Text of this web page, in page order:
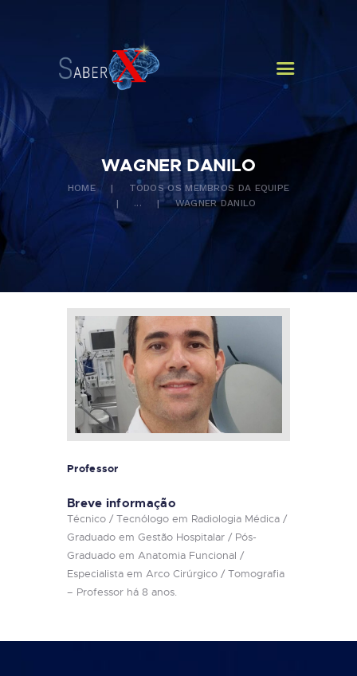
WAGNER DANILO
HOME
TODOS OS MEMBROS DA EQUIPE
...
WAGNER DANILO
QUEM SOMOS
CURSOS
NOTÍCIAS
CONTATOS
Professor
Breve informação
Técnico / Tecnólogo em Radiologia Médica /
Graduado em Gestão Hospitalar / Pós-
Graduado em Anatomia Funcional /
Especialista em Arco Cirúrgico / Tomografia
– Professor há 8 anos.